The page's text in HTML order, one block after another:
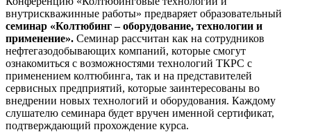
внутрискважинные работы» предваряет образовательный
семинар «Колтюбинг – оборудование, технологии и
применение». Семинар рассчитан как на сотрудников
нефтегазодобывающих компаний, которые смогут
ознакомиться с возможностями технологий ТКРС с
применением колтюбинга, так и на представителей
сервисных предприятий, которые заинтересованы во
внедрении новых технологий и оборудования. Каждому
слушателю семинара будет вручен именной сертификат,
подтверждающий прохождение курса.